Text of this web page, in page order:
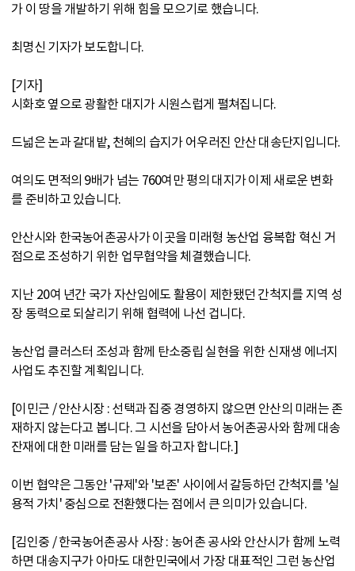
가 이 땅을 개발하기 위해 힘을 모으기로 했습니다.
최명신 기자가 보도합니다.
[기자]
시화호 옆으로 광활한 대지가 시원스럽게 펼쳐집니다.
드넓은 논과 갈대밭, 천혜의 습지가 어우러진 안산 대송단지입니다.
여의도 면적의 9배가 넘는 760여만 평의 대지가 이제 새로운 변화
를 준비하고 있습니다.
안산시와 한국농어촌공사가 이곳을 미래형 농산업 융복합 혁신 거
점으로 조성하기 위한 업무협약을 체결했습니다.
지난 20여 년간 국가 자산임에도 활용이 제한됐던 간척지를 지역 성
장 동력으로 되살리기 위해 협력에 나선 겁니다.
농산업 클러스터 조성과 함께 탄소중립 실현을 위한 신재생 에너지
사업도 추진할 계획입니다.
[이민근 / 안산시장 : 선택과 집중 경영하지 않으면 안산의 미래는 존
재하지 않는다고 봅니다. 그 시선을 담아서 농어촌공사와 함께 대송
잔재에 대한 미래를 담는 일을 하고자 합니다.]
이번 협약은 그동안 '규제'와 '보존' 사이에서 갈등하던 간척지를 '실
용적 가치' 중심으로 전환했다는 점에서 큰 의미가 있습니다.
[김인중 / 한국농어촌공사 사장 : 농어촌 공사와 안산시가 함께 노력
하면 대송지구가 아마도 대한민국에서 가장 대표적인 그런 농산업